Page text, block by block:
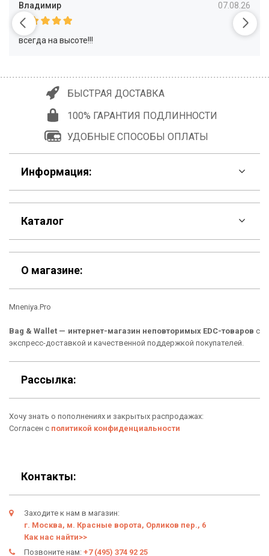
Владимир 07.08.26
всегда на высоте!!!
БЫСТРАЯ ДОСТАВКА
100% ГАРАНТИЯ ПОДЛИННОСТИ
УДОБНЫЕ СПОСОБЫ ОПЛАТЫ
Информация:
F.A.Q
Контакты
Шоурум
Материалы
Подарочные сертификаты
О нас
Отзывы о Bag & Wallet
Гарантия
Условия возврата
Оферта
Политика конфиденциальности
Каталог
Скидки
Кошельки
Сумки
Новинки
Подарки
О магазине:
Mneniya.Pro
Bag & Wallet — интернет-магазин неповторимых EDC-товаров с
экспресс-доставкой и качественной поддержкой покупателей.
Рассылка:
Хочу знать о пополнениях и закрытых распродажах:
Согласен с политикой конфиденциальности
Контакты:
Заходите к нам в магазин:
г. Москва, м. Красные ворота, Орликов пер., 6
Как нас найти>>
Позвоните нам: +7 (495) 374 92 25